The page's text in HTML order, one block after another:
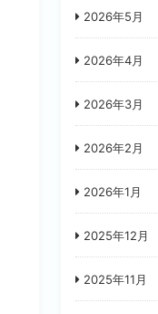
2026年5月
2026年4月
2026年3月
2026年2月
2026年1月
2025年12月
2025年11月